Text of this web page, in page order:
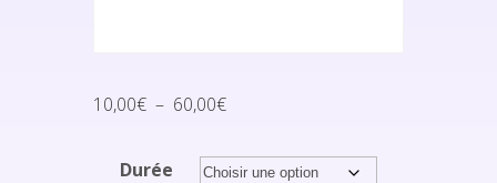
10,00€ – 60,00€Plage
prix :
Durée